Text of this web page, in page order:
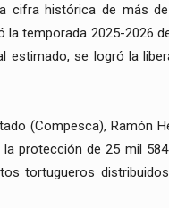
cifra histórica de más
temporada 2025-2026
estimado, se logró la
(Compesca), Ramón
protección de 25 mil
tortugueros